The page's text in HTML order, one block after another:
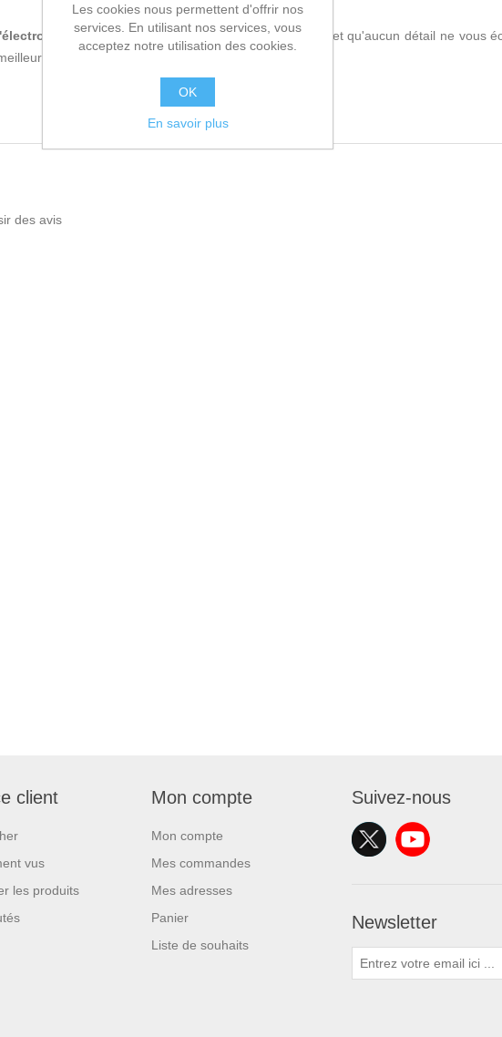
, si vous êtes à la pointe de la technologie et qu'aucun détail ne vous
prix.
des avis
client
vus
les produits
Mon compte
Mon compte
Mes commandes
Mes adresses
Panier
Liste de souhaits
Suivez-nous
Newsletter
Les cookies nous permettent d'offrir nos
services. En utilisant nos services, vous
acceptez notre utilisation des cookies.
OK
En savoir plus